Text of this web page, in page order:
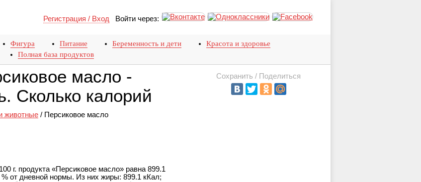
Регистрация / Вход Войти через:
Фигура Питание Беременность и дети
Красота и здоровье
Полная база продуктов
масло -
Сколько калорий
животные / Персиковое масло
г. продукта «Персиковое масло» равна 899.1
от дневной нормы. Из них жиры: 899.1 кКал;
Сохранить / Поделиться